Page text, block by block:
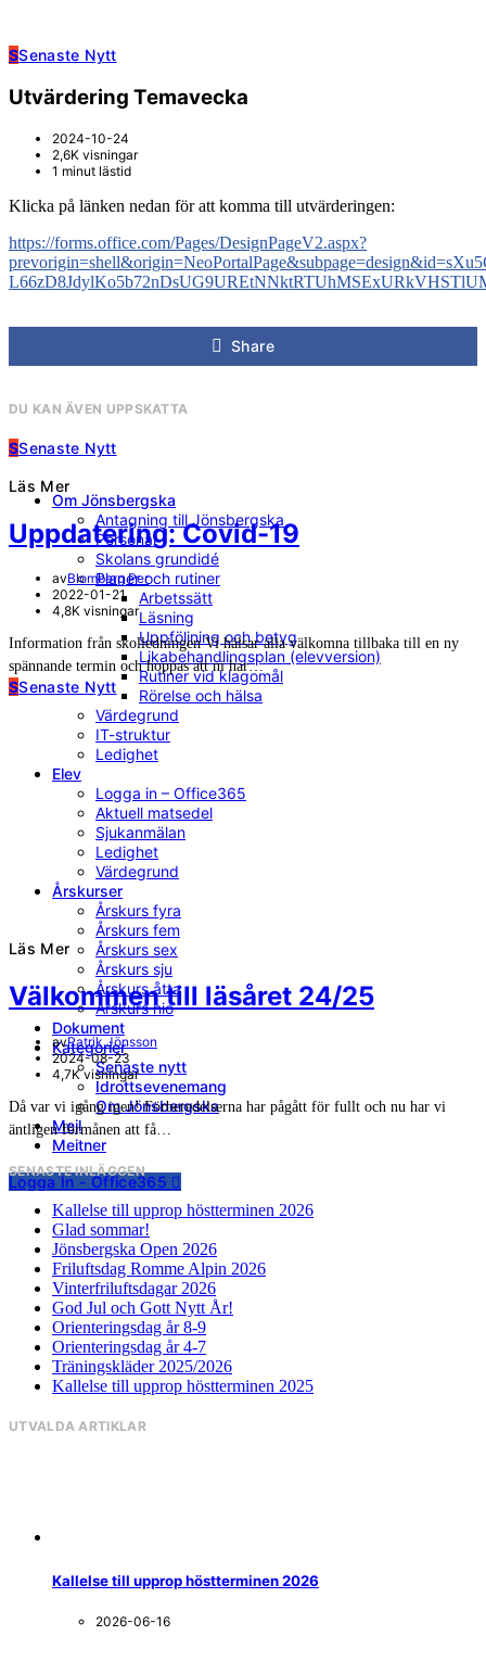
Om Jönsbergska
Antagning till Jönsbergska
Personal
Skolans grundidé
Planer och rutiner
Arbetssätt
Läsning
Uppföljning och betyg
Likabehandlingsplan (elevversion)
Rutiner vid klagomål
Rörelse och hälsa
Värdegrund
IT-struktur
Ledighet
Elev
Logga in – Office365
Aktuell matsedel
Sjukanmälan
Ledighet
Värdegrund
Årskurser
Årskurs fyra
Årskurs fem
Årskurs sex
Årskurs sju
Årskurs åtta
Årskurs nio
Dokument
Kategorier
Senaste nytt
Idrottsevenemang
Om Jönsbergska
Mejl
Meitner
Logga In - Office365
SSenaste Nytt
Utvärdering Temavecka
2024-10-24
2,6K visningar
1 minut lästid
Klicka på länken nedan för att komma till utvärderingen:
https://forms.office.com/Pages/DesignPageV2.aspx?
Share
DU KAN ÄVEN UPPSKATTA
SSenaste Nytt
Läs Mer
Uppdatering: Covid-19
avBlomberg Per
2022-01-21
4,8K visningar
Information från skolledningen Vi hälsar alla välkomna tillbaka till en ny
spännande termin och hoppas att ni har…
SSenaste Nytt
Läs Mer
Välkommen till läsåret 24/25
avPatrik Jönsson
2024-08-23
4,7K visningar
Då var vi igång igen! Förberedelserna har pågått för fullt och nu har vi
äntligen förmånen att få…
SENASTE INLÄGGEN
Kallelse till upprop höstterminen 2026
Glad sommar!
Jönsbergska Open 2026
Friluftsdag Romme Alpin 2026
Vinterfriluftsdagar 2026
God Jul och Gott Nytt År!
Orienteringsdag år 8-9
Orienteringsdag år 4-7
Träningskläder 2025/2026
Kallelse till upprop höstterminen 2025
UTVALDA ARTIKLAR
Kallelse till upprop höstterminen 2026
2026-06-16